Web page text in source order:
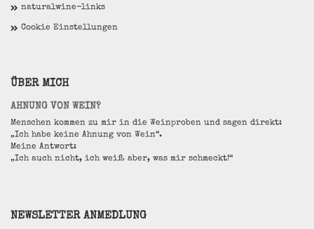
naturalwine-links
Cookie Einstellungen
ÜBER MICH
AHNUNG VON WEIN?
Menschen kommen zu mir in die Weinproben und sagen direkt:
„Ich habe keine Ahnung von Wein“.
Meine Antwort:
„Ich auch nicht, ich weiß aber, was mir schmeckt!“
NEWSLETTER ANMEDLUNG